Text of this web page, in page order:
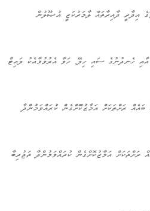
(ދިވެހިރާއްޖޭގެ އިދާރީ ދާއިރާތައް ލާމަރުކަޒީ އުޞޫލުން
ހެނދުނުގެ ސައި ހިލޭ, ހަވާ އެރުވުމާއެކު ލައިޓް
ރަށްތަކަށް އަމާޒުކޮށްގެން ކުރައްވަމުންދާ
ރަށްތަކަށް އަމާޒުކޮށްގެން ކުރައްވަމުންދާ ތަޖުރިބާ